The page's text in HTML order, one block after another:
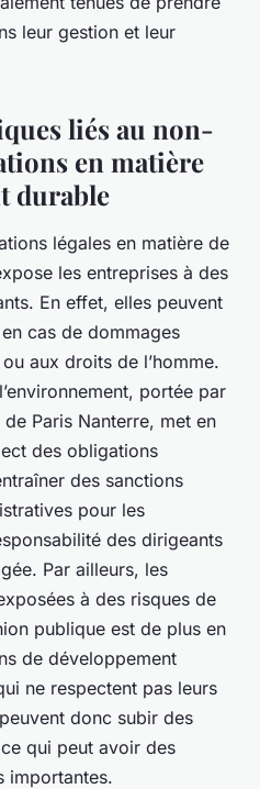
leur gestion et leur
liés au non-
en matière
durable
légales en matière de
les entreprises à des
En effet, elles peuvent
cas de dommages
aux droits de l’homme.
portée par
Paris Nanterre, met en
des obligations
des sanctions
pour les
des dirigeants
Par ailleurs, les
à des risques de
publique est de plus en
de développement
ne respectent pas leurs
donc subir des
qui peut avoir des
importantes.